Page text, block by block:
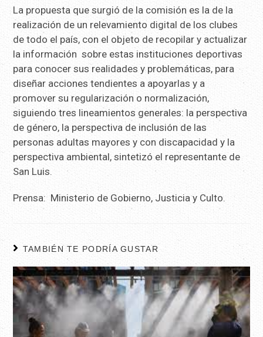
La propuesta que surgió de la comisión es la de la
realización de un relevamiento digital de los clubes
de todo el país, con el objeto de recopilar y actualizar
la información sobre estas instituciones deportivas
para conocer sus realidades y problemáticas, para
diseñar acciones tendientes a apoyarlas y a
promover su regularización o normalización,
siguiendo tres lineamientos generales: la perspectiva
de género, la perspectiva de inclusión de las
personas adultas mayores y con discapacidad y la
perspectiva ambiental, sintetizó el representante de
San Luis.
Prensa: Ministerio de Gobierno, Justicia y Culto.
TAMBIÉN TE PODRÍA GUSTAR